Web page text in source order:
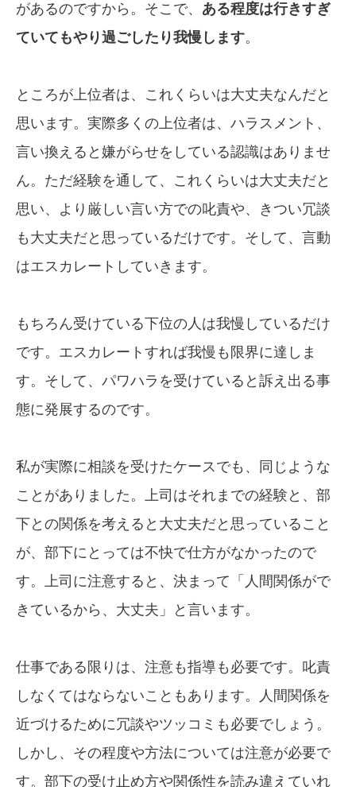
があるのですから。そこで、 ある程度は行きすぎ
ていてもやり過ごしたり我慢します。
ところが上位者は、これくらいは大丈夫なんだと
思います。実際多くの上位者は、ハラスメント、
言い換えると嫌がらせをしている認識はありませ
ん。ただ経験を通して、これくらいは大丈夫だと
思い、より厳しい言い方での叱責や、きつい冗談
も大丈夫だと思っているだけです。そして、言動
はエスカレートしていきます。
もちろん受けている下位の人は我慢しているだけ
です。エスカレートすれば我慢も限界に達しま
す。そして、パワハラを受けていると訴え出る事
態に発展するのです。
私が実際に相談を受けたケースでも、同じような
ことがありました。上司はそれまでの経験と、部
下との関係を考えると大丈夫だと思っていること
が、部下にとっては不快で仕方がなかったので
す。上司に注意すると、決まって「人間関係がで
きているから、大丈夫」と言います。
仕事である限りは、注意も指導も必要です。叱責
しなくてはならないこともあります。人間関係を
近づけるために冗談やツッコミも必要でしょう。
しかし、その程度や方法については注意が必要で
す。部下の受け止め方や関係性を読み違えていれ